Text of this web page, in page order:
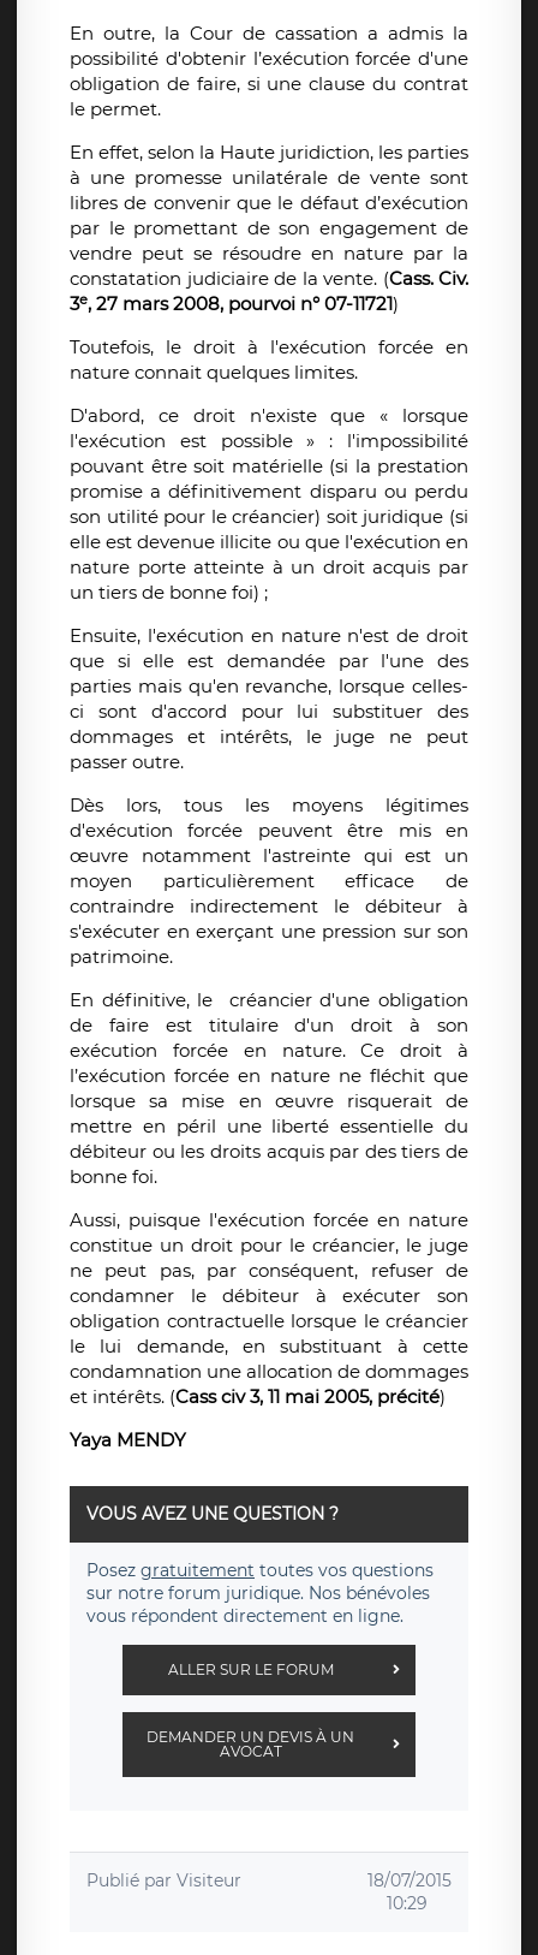
En outre, la Cour de cassation a admis la
possibilité d'obtenir l’exécution forcée d'une
obligation de faire, si une clause du contrat
le permet.
En effet, selon la Haute juridiction, les parties
à une promesse unilatérale de vente sont
libres de convenir que le défaut d’exécution
par le promettant de son engagement de
vendre peut se résoudre en nature par la
constatation judiciaire de la vente. (Cass. Civ.
3e, 27 mars 2008, pourvoi n° 07-11721)
Toutefois, le droit à l'exécution forcée en
nature connait quelques limites.
D'abord, ce droit n'existe que « lorsque
l'exécution est possible » : l'impossibilité
pouvant être soit matérielle (si la prestation
promise a définitivement disparu ou perdu
son utilité pour le créancier) soit juridique (si
elle est devenue illicite ou que l'exécution en
nature porte atteinte à un droit acquis par
un tiers de bonne foi) ;
Ensuite, l'exécution en nature n'est de droit
que si elle est demandée par l'une des
parties mais qu'en revanche, lorsque celles-
ci sont d'accord pour lui substituer des
dommages et intérêts, le juge ne peut
passer outre.
Dès lors, tous les moyens légitimes
d'exécution forcée peuvent être mis en
œuvre notamment l'astreinte qui est un
moyen particulièrement efficace de
contraindre indirectement le débiteur à
s'exécuter en exerçant une pression sur son
patrimoine.
En définitive, le créancier d'une obligation
de faire est titulaire d'un droit à son
exécution forcée en nature. Ce droit à
l’exécution forcée en nature ne fléchit que
lorsque sa mise en œuvre risquerait de
mettre en péril une liberté essentielle du
débiteur ou les droits acquis par des tiers de
bonne foi.
Aussi, puisque l'exécution forcée en nature
constitue un droit pour le créancier, le juge
ne peut pas, par conséquent, refuser de
condamner le débiteur à exécuter son
obligation contractuelle lorsque le créancier
le lui demande, en substituant à cette
condamnation une allocation de dommages
et intérêts. (Cass civ 3, 11 mai 2005, précité)
Yaya MENDY
VOUS AVEZ UNE QUESTION ?
Posez gratuitement toutes vos questions
sur notre forum juridique. Nos bénévoles
vous répondent directement en ligne.
ALLER SUR LE FORUM
DEMANDER UN DEVIS À UN
AVOCAT
Publié par Visiteur
18/07/2015
10:29